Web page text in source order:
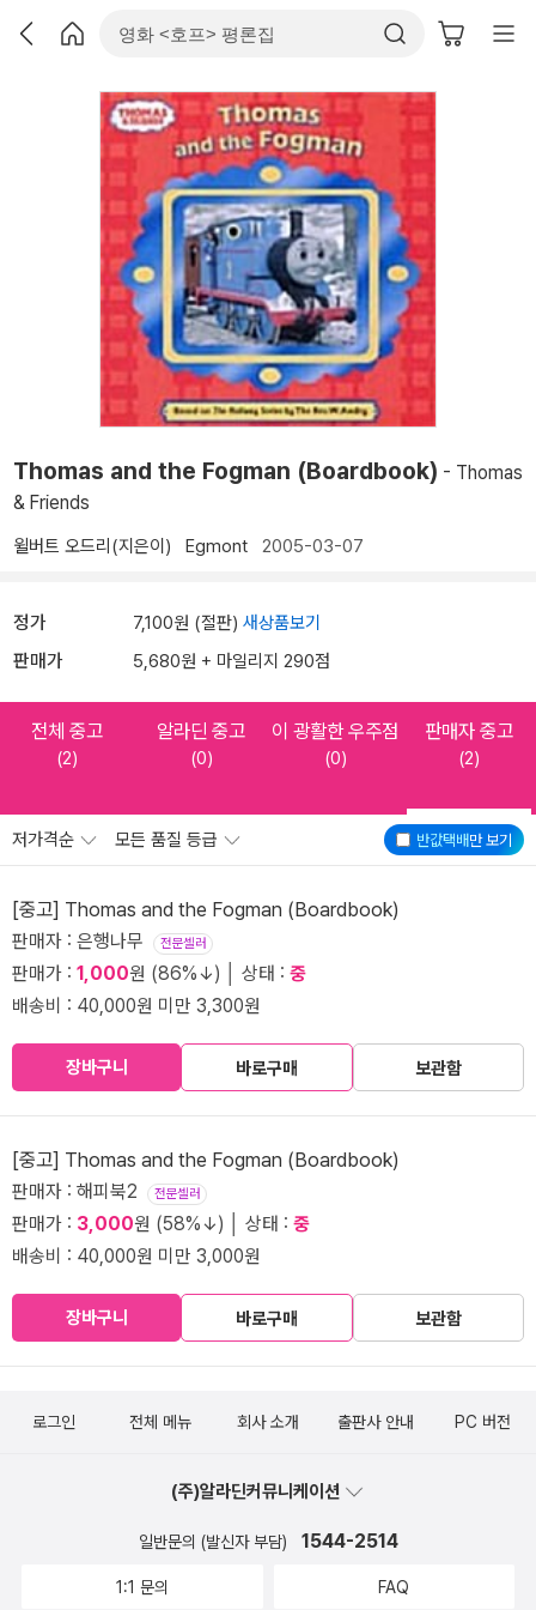
Thomas and the Fogman (Boardbook) - Thomas
& Friends
윌버트 오드리(지은이) Egmont 2005-03-07
정가 7,100원 (절판) 새상품보기
판매가 5,680원 + 마일리지 290점
전체 중고
(2)
알라딘 중고
(0)
이 광활한 우주점
(0)
판매자 중고
(2)
반값택배만 보기
저가격순 모든 품질 등급
[중고] Thomas and the Fogman (Boardbook)
판매자 : 은행나무 전문셀러
판매가 : 1,000원 (86%↓) │ 상태 : 중
배송비 : 40,000원 미만 3,300원
장바구니 바로구매 보관함
[중고] Thomas and the Fogman (Boardbook)
판매자 : 해피북2 전문셀러
판매가 : 3,000원 (58%↓) │ 상태 : 중
배송비 : 40,000원 미만 3,000원
장바구니 바로구매 보관함
로그인 전체 메뉴 회사 소개 출판사 안내 PC 버전
(주)알라딘커뮤니케이션
일반문의 (발신자 부담) 1544-2514
1:1 문의 FAQ